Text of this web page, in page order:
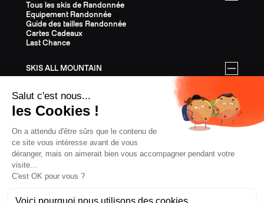
Tous les skis de Randonnée
Equipement Randonnée
Guide des tailles Randonnée
Cartes Cadeaux
Last Chance
SKIS ALL MOUNTAIN
Guide des tailles All Mountain
Cartes Cadeaux
Last Chance
ÉQUIPEMENT
Tout l'Équipement
Casques
Fixations
Bâtons
Couteaux